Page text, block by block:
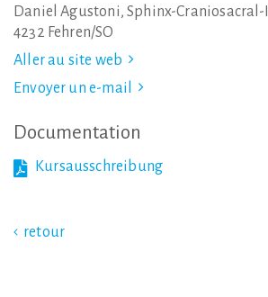
Daniel Agustoni, Sphinx-
4232 Fehren/SO
Aller au site web
Envoyer un e-mail
Documentation
Kursausschreibung
retour